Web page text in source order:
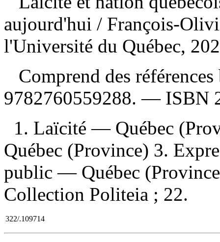
aujourd'hui / François-
l'Université du Québec,
Comprend des
9782760559288. — ISBN
1. Laïcité — Québec
Québec (Province) 3.
public — Québec
Collection Politeia ; 22.
322/.109714